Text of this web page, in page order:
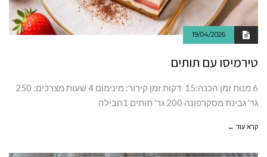
19/04/2026
טירמיסו עם תותים
6 מנות זמן‭ ‬הכנה:‭‬‭ ‬15 ‬דקות זמן‭ ‬קירור:‭ ‬מינימום 4 שעות מצרכים: 250
גר' גבינת מסקרפונה 200 גר' תותים 1חבילה
קרא עוד ←